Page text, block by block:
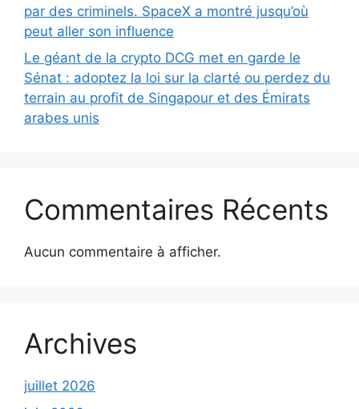
par des criminels. SpaceX a montré jusqu’où
peut aller son influence
Le géant de la crypto DCG met en garde le
Sénat : adoptez la loi sur la clarté ou perdez du
terrain au profit de Singapour et des Émirats
arabes unis
Commentaires Récents
Aucun commentaire à afficher.
Archives
juillet 2026